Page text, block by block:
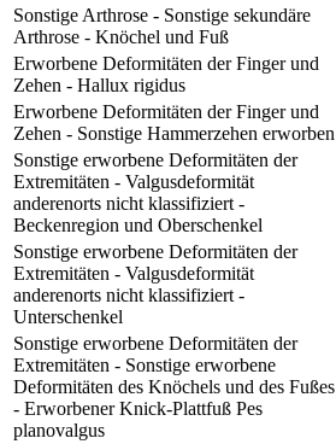
Sonstige Arthrose - Sonstige sekundäre
Arthrose - Knöchel und Fuß
Erworbene Deformitäten der Finger und
Zehen - Hallux rigidus
Erworbene Deformitäten der Finger und
Zehen - Sonstige Hammerzehen erworben
Sonstige erworbene Deformitäten der
Extremitäten - Valgusdeformität
anderenorts nicht klassifiziert -
Beckenregion und Oberschenkel
Sonstige erworbene Deformitäten der
Extremitäten - Valgusdeformität
anderenorts nicht klassifiziert -
Unterschenkel
Sonstige erworbene Deformitäten der
Extremitäten - Sonstige erworbene
Deformitäten des Knöchels und des Fußes
- Erworbener Knick-Plattfuß Pes
planovalgus